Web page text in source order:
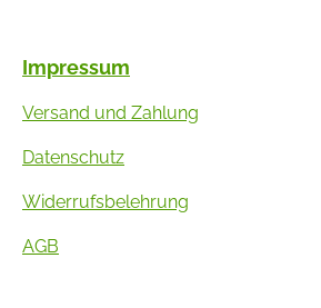
Impressum
Versand und Zahlung
Datenschutz
Widerrufsbelehrung
AGB